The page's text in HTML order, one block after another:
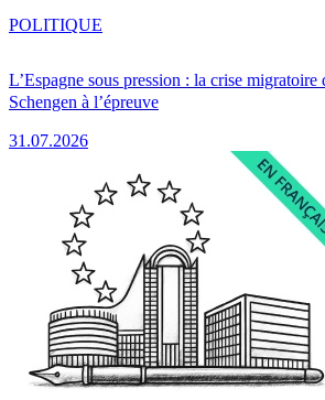
L’Espagne sous pression : la crise migratoire
Schengen à l’épreuve
31.07.2026
POLITIQUE